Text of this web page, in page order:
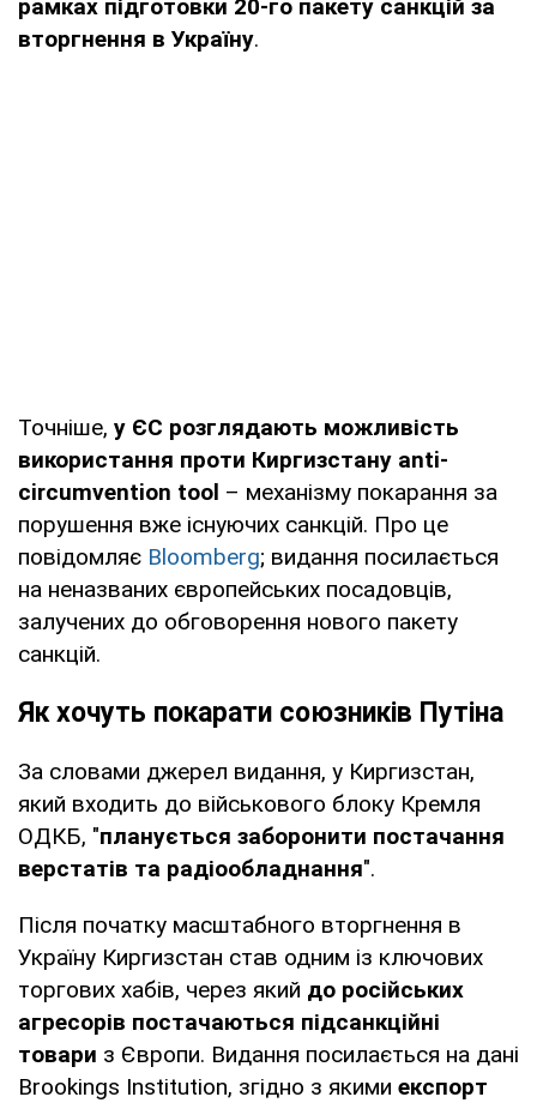
рамках підготовки 20-го пакету санкцій за
вторгнення в Україну.
Точніше, у ЄС розглядають можливість
використання проти Киргизстану anti-
circumvention tool – механізму покарання за
порушення вже існуючих санкцій. Про це
повідомляє Bloomberg; видання посилається
на неназваних європейських посадовців,
залучених до обговорення нового пакету
санкцій.
Як хочуть покарати союзників Путіна
За словами джерел видання, у Киргизстан,
який входить до військового блоку Кремля
ОДКБ, "планується заборонити постачання
верстатів та радіообладнання".
Після початку масштабного вторгнення в
Україну Киргизстан став одним із ключових
торгових хабів, через який до російських
агресорів постачаються підсанкційні
товари з Європи. Видання посилається на дані
Brookings Institution, згідно з якими експорт